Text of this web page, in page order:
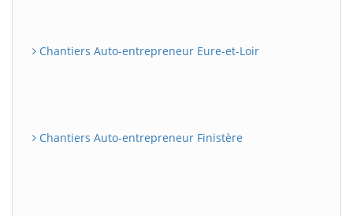
Chantiers Auto-entrepreneur Eure-et-Loir
Chantiers Auto-entrepreneur Finistère